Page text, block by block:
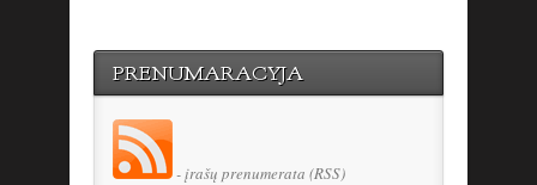
PRENUMARACYJA
- įrašų prenumerata (RSS)